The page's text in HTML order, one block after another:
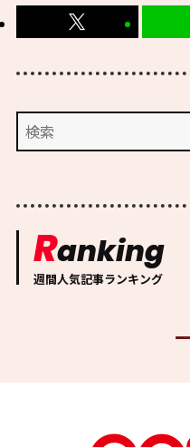
Ranking
週間人気記事ランキング